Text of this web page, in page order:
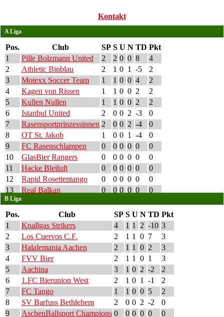
Kontakt
A Liga
Pos. Club SP S U N TD Pkt
1
Pille Bolzmann United 2 2 0 0 8
4
2
Athletic Binblau 2 1 0 1 -5
2
3
Motexx Soccer Team 1 1 0 0 4
2
4
Kagen von Rissen 1 1 0 0 2
2
5
Kullen Nullen 1 1 0 0 2
2
6
Istanbul United 2 0 0 2 -3
0
7
Rasensportprinzessinnen 2 0 0 2 -4
0
8
OT St. Jakob 1 0 0 1 -4
0
9
FC Rasenschlampen 0 0 0 0 0
0
10
GlasBier Rangers 0 0 0 0 0
0
11
Hacke Bleiluft 0 0 0 0 0
0
12
Rapid Rosettentango 0 0 0 0 0
0
13
Real Balkan 0 0 0 0 0 0
B Liga
Pos. Club SP S U N TD Pkt
1
Knallgas Strikers 4 1 1 2 -10 3
2
Los Cuervos C.F. 2 1 1 0 7
3
3
Halalemania Aachen 2 1 1 0 2
3
4
FVV Bier 2 1 1 0 1
3
5
Aachina 3 1 0 2 -2
2
6
1.FC Bierunion West 2 1 0 1 -1
2
7
FC Tango 1 1 0 0 5
2
8
SV Barfuss Bethlehem 2 0 0 2 -2
0
9
AschenBallsport Champions 0 0 0 0 0 0